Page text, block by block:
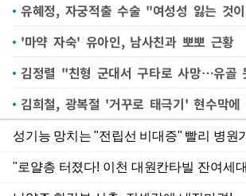
유혜정, 자궁적출 수술 "여성성 잃는 것
'마약 자숙' 유아인, 남사친과 뽀뽀 근황
김정렬 "친형 군대서 구타로 사망…유골
김희철, 광복절 '거꾸로 태극기' 현수막